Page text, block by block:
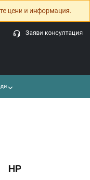
цени и информация.
Заяви консултация
HP